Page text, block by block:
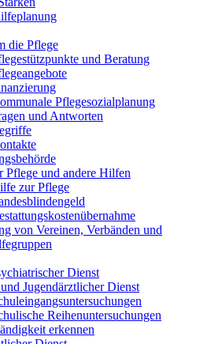
die Pflege
und Beratung
Pflegesozialplanung
und Antworten
Pflege und andere Hilfen
zur Pflege
von Vereinen, Verbänden und
Dienst
Jugendärztlicher Dienst
Reihenuntersuchungen
erkennen